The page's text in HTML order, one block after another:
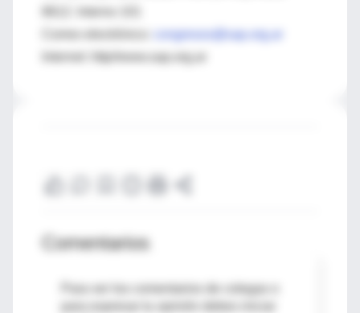
congresos@sap.org.ar
Internet: http//www.sap.org.ar
Comentarios
Para ver los comentarios de colegas o